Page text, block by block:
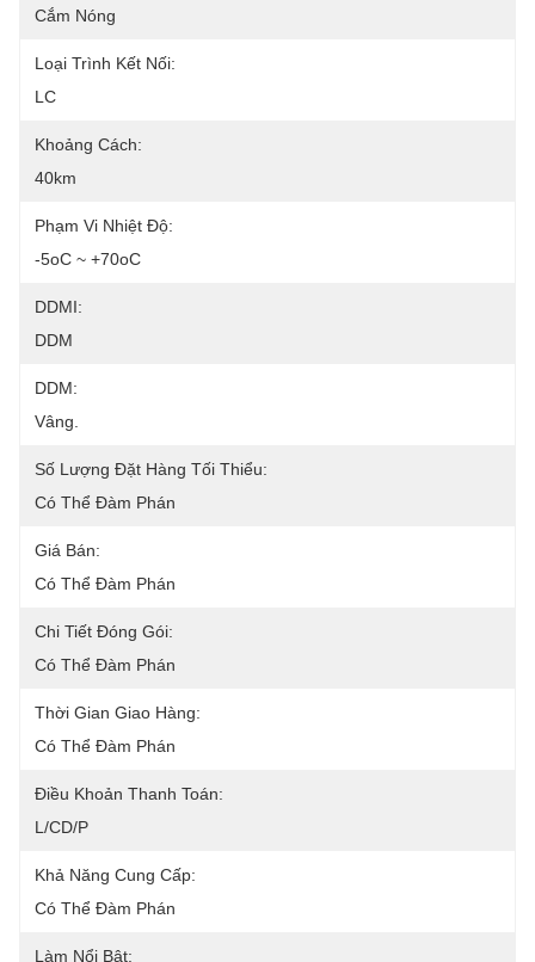
Cắm Nóng
Loại Trình Kết Nối:
LC
Khoảng Cách:
40km
Phạm Vi Nhiệt Độ:
-5oC ~ +70oC
DDMI:
DDM
DDM:
Vâng.
Số Lượng Đặt Hàng Tối Thiểu:
Có Thể Đàm Phán
Giá Bán:
Có Thể Đàm Phán
Chi Tiết Đóng Gói:
Có Thể Đàm Phán
Thời Gian Giao Hàng:
Có Thể Đàm Phán
Điều Khoản Thanh Toán:
L/CD/P
Khả Năng Cung Cấp:
Có Thể Đàm Phán
Làm Nổi Bật: